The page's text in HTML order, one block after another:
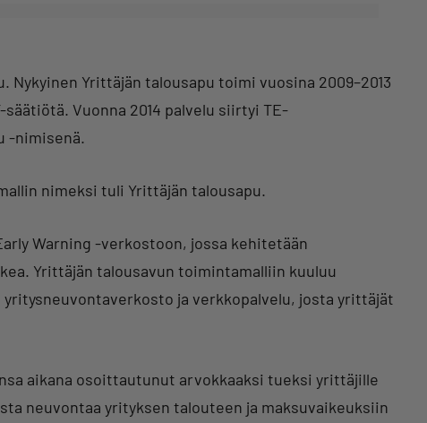
Nykyinen Yrittäjän talousapu toimi vuosina 2009–2013
Vuonna 2014 palvelu siirtyi TE-
-nimisenä.
nimeksi tuli Yrittäjän talousapu.
Warning -verkostoon, jossa kehitetään
Yrittäjän talousavun toimintamalliin kuuluu
ja verkkopalvelu, josta yrittäjät
aikana osoittautunut arvokkaaksi tueksi yrittäjille
neuvontaa yrityksen talouteen ja maksuvaikeuksiin